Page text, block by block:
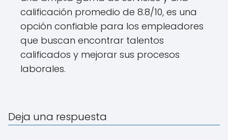
calificación promedio de 8.8/10, es una
opción confiable para los empleadores
que buscan encontrar talentos
calificados y mejorar sus procesos
laborales.
Deja una respuesta